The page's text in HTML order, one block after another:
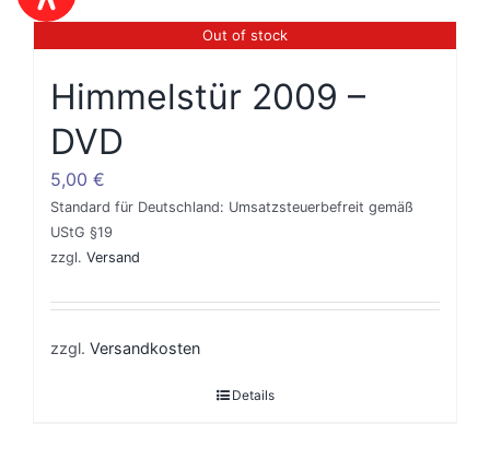
Out of stock
Himmelstür 2009 –
DVD
5,00 €
Standard für Deutschland: Umsatzsteuerbefreit gemäß
UStG §19
zzgl. Versand
zzgl. Versandkosten
Details